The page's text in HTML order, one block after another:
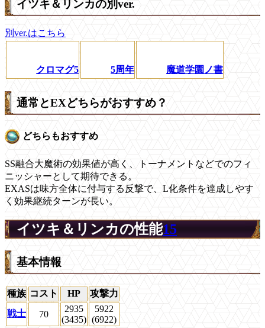
イツキ＆リンカの別ver.
別ver.はこちら
クロマグ5 5周年 魔道学園ノ書
通常とEXどちらがおすすめ？
どちらもおすすめ
SS融合大魔術の効果値が高く、トーナメントなどでのフィ
ニッシャーとして期待できる。
EXASは味方全体に付与する反撃で、L化条件を達成しやす
く効果継続ターンが長い。
イツキ＆リンカの性能15
基本情報
種族 コスト HP
攻撃力
戦士
70
2935
(3435)
5922
(6922)